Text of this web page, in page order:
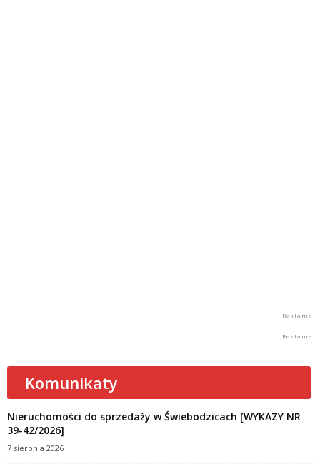
Komunikaty
Nieruchomości do sprzedaży w Świebodzicach [WYKAZY NR
39-42/2026]
7 sierpnia 2026